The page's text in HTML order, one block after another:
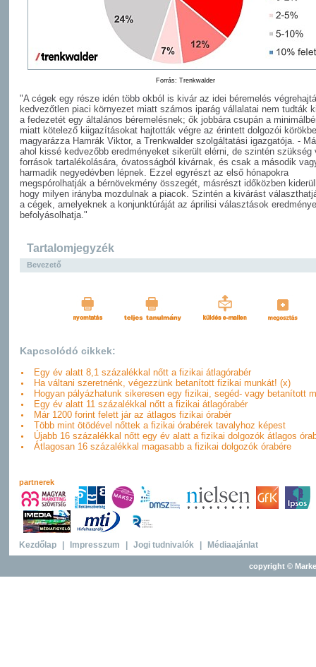
Forrás: Trenkwalder
"A cégek egy része idén több okból is kivár az idei béremelés
kedvezőtlen piaci környezet miatt számos iparág vállalatai nem tudták
a fedezetét egy általános béremelésnek; ők jobbára csupán a
miatt kötelező kiigazításokat hajtották végre az érintett dolgozói
magyarázza Hamrák Viktor, a Trenkwalder szolgáltatási igazgatója. -
ahol kissé kedvezőbb eredményeket sikerült elérni, de szintén szükség
források tartalékolására, óvatosságból kivárnak, és csak a második
harmadik negyedévben lépnek. Ezzel egyrészt az első hónapokra
megspórolhatják a bérnövekmény összegét, másrészt időközben
hogy milyen irányba mozdulnak a piacok. Szintén a kivárást
a cégek, amelyeknek a konjunktúráját az áprilisi választások
befolyásolhatja."
Tartalomjegyzék
Bevezető
Kapcsolódó cikkek:
Egy év alatt 8,1 százalékkal nőtt a fizikai átlagórabér
Ha váltani szeretnénk, végezzünk betanított fizikai munkát! (x)
Hogyan pályázhatunk sikeresen egy fizikai, segéd- vagy betanított
Egy év alatt 11 százalékkal nőtt a fizikai átlagórabér
Már 1200 forint felett jár az átlagos fizikai órabér
Több mint ötödével nőttek a fizikai órabérek tavalyhoz képest
Újabb 16 százalékkal nőtt egy év alatt a fizikai dolgozók átlagos
Átlagosan 16 százalékkal magasabb a fizikai dolgozók órabére
partnerek
Kezdőlap Impresszum Jogi tudnivalók Médiaajánlat
copyright ©